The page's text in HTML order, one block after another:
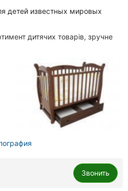
детей известных мировых
дитячих товарів, зручне
Звонить